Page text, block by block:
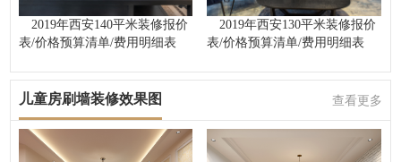
2019年西安140平米装修报价
表/价格预算清单/费用明细表
2019年西安130平米装修报价
表/价格预算清单/费用明细表
儿童房刷墙装修效果图 查看更多